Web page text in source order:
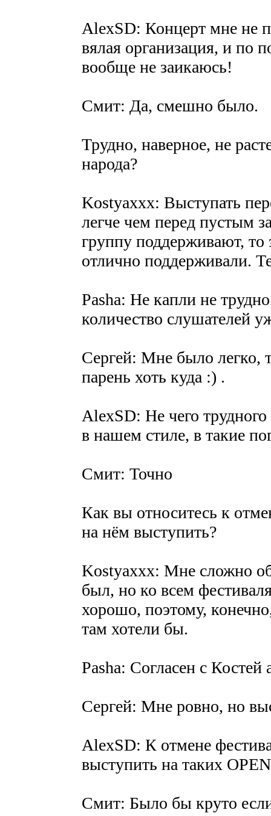
AlexSD: Концерт мне не
вялая организация, и по
вообще не заикаюсь!
Смит: Да, смешно было.
Трудно, наверное, не
народа?
Kostyaxxx: Выступать
легче чем перед пустым
группу поддерживают, то
отлично поддерживали.
Pasha: Не капли не
количество слушателей
Сергей: Мне было легко,
парень хоть куда :) .
AlexSD: Не чего
в нашем стиле, в такие
Смит: Точно
Как вы относитесь к
на нём выступить?
Kostyaxxx: Мне сложно об
был, но ко всем
хорошо, поэтому,
там хотели бы.
Pasha: Согласен с Костей
Сергей: Мне ровно, но
AlexSD: К отмене
выступить на таких
Смит: Было бы круто